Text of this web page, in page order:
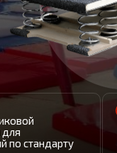
по стандарту